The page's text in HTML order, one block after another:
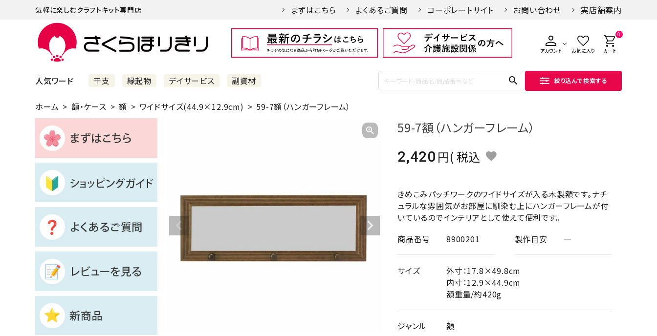
気軽に楽しむクラフトキット専門店 まずはこちら よくあるご質問 コーポレートサイト お問い合わせ 実店舗案内
アカウント お気に入り
0
カート
人気ワード 干支 縁起物 デイサービス 副資材 search 絞り込んで検索する
まずはこちら
ショッピングガイド
よくあるご質問
すべての商品
新着商品
診断チャート
ジャンルで選ぶ
レビューを見る
コーポレートサイト
実店舗案内
ホーム 額・ケース 額 ワイドサイズ(44.9×12.9cm) 59-7額（ハンガーフレーム）
59-7額（ハンガーフレーム）
2,420
税込
きめこみパッチワークのワイドサイズが入る木製額です。ナチ
ュラルな雰囲気がお部屋に馴染む上にハンガーフレームが付
いているのでインテリアとして使えて便利です。
商品番号
8900201 製作目安 ―
サイズ
外寸：17.8×49.8cm
内寸：12.9×44.9cm
額重量/約420g
ジャンル 額